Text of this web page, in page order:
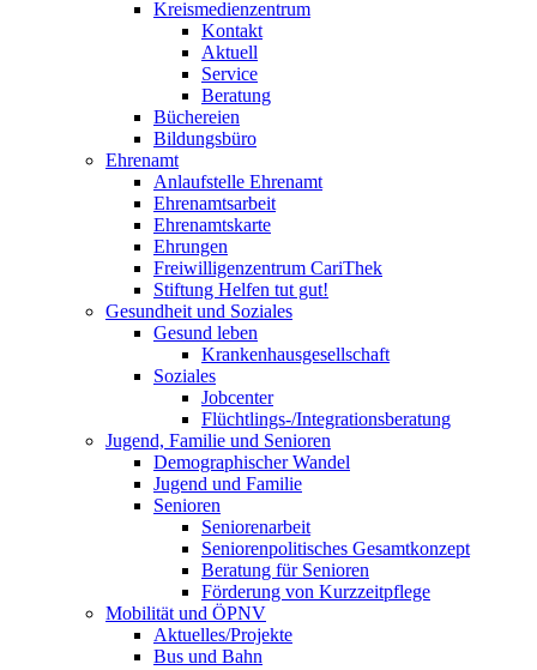
Kreismedienzentrum
Kontakt
Aktuell
Service
Beratung
Büchereien
Bildungsbüro
Ehrenamt
Anlaufstelle Ehrenamt
Ehrenamtsarbeit
Ehrenamtskarte
Ehrungen
Freiwilligenzentrum CariThek
Stiftung Helfen tut gut!
Gesundheit und Soziales
Gesund leben
Krankenhausgesellschaft
Soziales
Jobcenter
Flüchtlings-/Integrationsberatung
Jugend, Familie und Senioren
Demographischer Wandel
Jugend und Familie
Senioren
Seniorenarbeit
Seniorenpolitisches Gesamtkonzept
Beratung für Senioren
Förderung von Kurzzeitpflege
Mobilität und ÖPNV
Aktuelles/Projekte
Bus und Bahn